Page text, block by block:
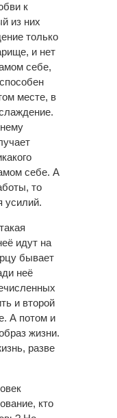
к
из них
только
и нет
себе,
месте, в
себе. А
то
усилий.
идут на
бывает
неё
и второй
А потом и
жизни.
разве
кто